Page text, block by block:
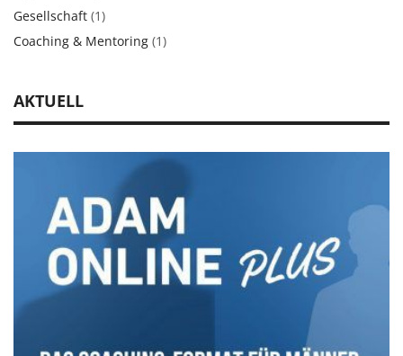
AKTUELL
Gesellschaft (1)
Coaching & Mentoring (1)